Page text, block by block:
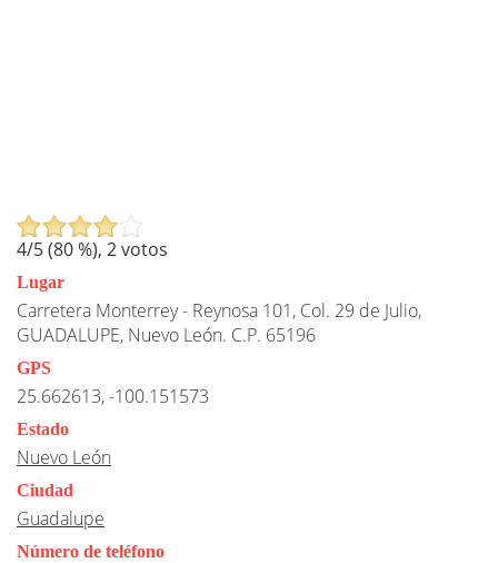
4/5 (80%), 2votos
Lugar
Carretera Monterrey - Reynosa 101, Col. 29 de Julio,
GUADALUPE, Nuevo León. C.P. 65196
GPS
25.662613, -100.151573
Estado
Nuevo León
Ciudad
Guadalupe
Número de teléfono